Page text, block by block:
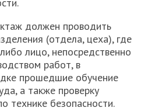
должен проводить
(отдела, цеха), где
лицо, непосредственно
работ, в
прошедшие обучение
а также проверку
технике безопасности.